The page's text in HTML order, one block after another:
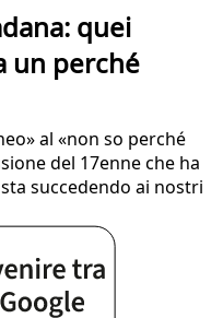
quei
un perché
al «non so perché
del 17enne che ha
succedendo ai nostri